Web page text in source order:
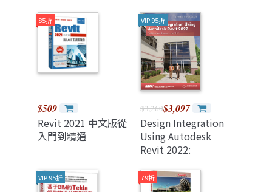
85折
$509
Revit 2021 中文版從
入門到精通
VIP 95折
$3,260$3,097
Design Integration
Using Autodesk
Revit 2022:
Structure and Mep
VIP 95折 79折